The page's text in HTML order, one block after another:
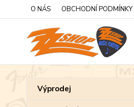
O NÁS OBCHODNÍ PODMÍNKY
Výprodej